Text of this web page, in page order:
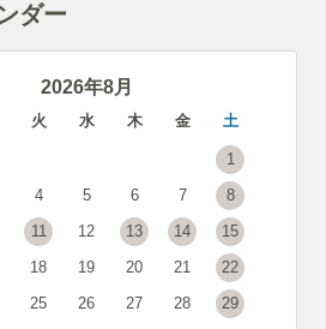
ダー
2026年8月
火 水 木 金 土
1
4 5 6 7
8
11 12 13 14
15
18 19 20 21
22
25 26 27 28
29